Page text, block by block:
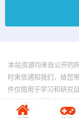
本站资源均来自公开的
时来信通知我们，给您
件仅限用于学习和研究
版。 ©